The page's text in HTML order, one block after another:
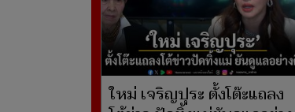
ใหม่ เจริญปุระ ตั้งโต๊ะแถลง